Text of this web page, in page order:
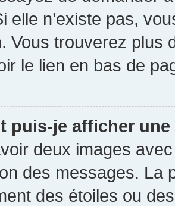
elle n’existe pas,
Vous trouverez plus
le lien en bas de
puis-je afficher
deux images
des messages. La
des étoiles ou